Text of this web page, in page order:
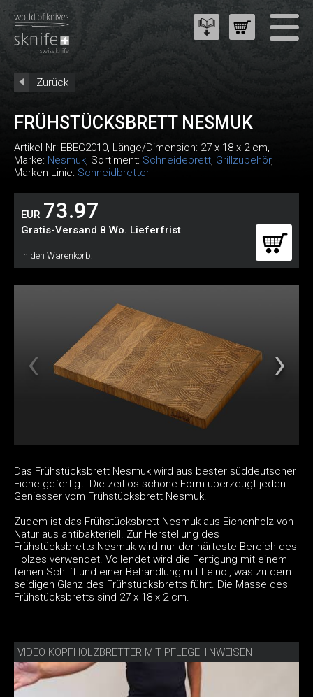
Zurück
FRÜHSTÜCKSBRETT NESMUK
Artikel-Nr: EBEG2010, Länge/Dimension: 27 x 18 x 2 cm,
Marke: Nesmuk, Sortiment: Schneidebrett, Grillzubehör,
Marken-Linie: Schneidbretter
EUR 73.97
Gratis-Versand 8 Wo. Lieferfrist
In den Warenkorb:
Das Frühstücksbrett Nesmuk wird aus bester süddeutscher
Eiche gefertigt. Die zeitlos schöne Form überzeugt jeden
Geniesser vom Frühstücksbrett Nesmuk.
Zudem ist das Frühstücksbrett Nesmuk aus Eichenholz von
Natur aus antibakteriell. Zur Herstellung des
Frühstücksbretts Nesmuk wird nur der härteste Bereich des
Holzes verwendet. Vollendet wird die Fertigung mit einem
feinen Schliff und einer Behandlung mit Leinöl, was zu dem
seidigen Glanz des Frühstücksbretts führt. Die Masse des
Frühstücksbretts sind 27 x 18 x 2 cm.
VIDEO KOPFHOLZBRETTER MIT PFLEGEHINWEISEN